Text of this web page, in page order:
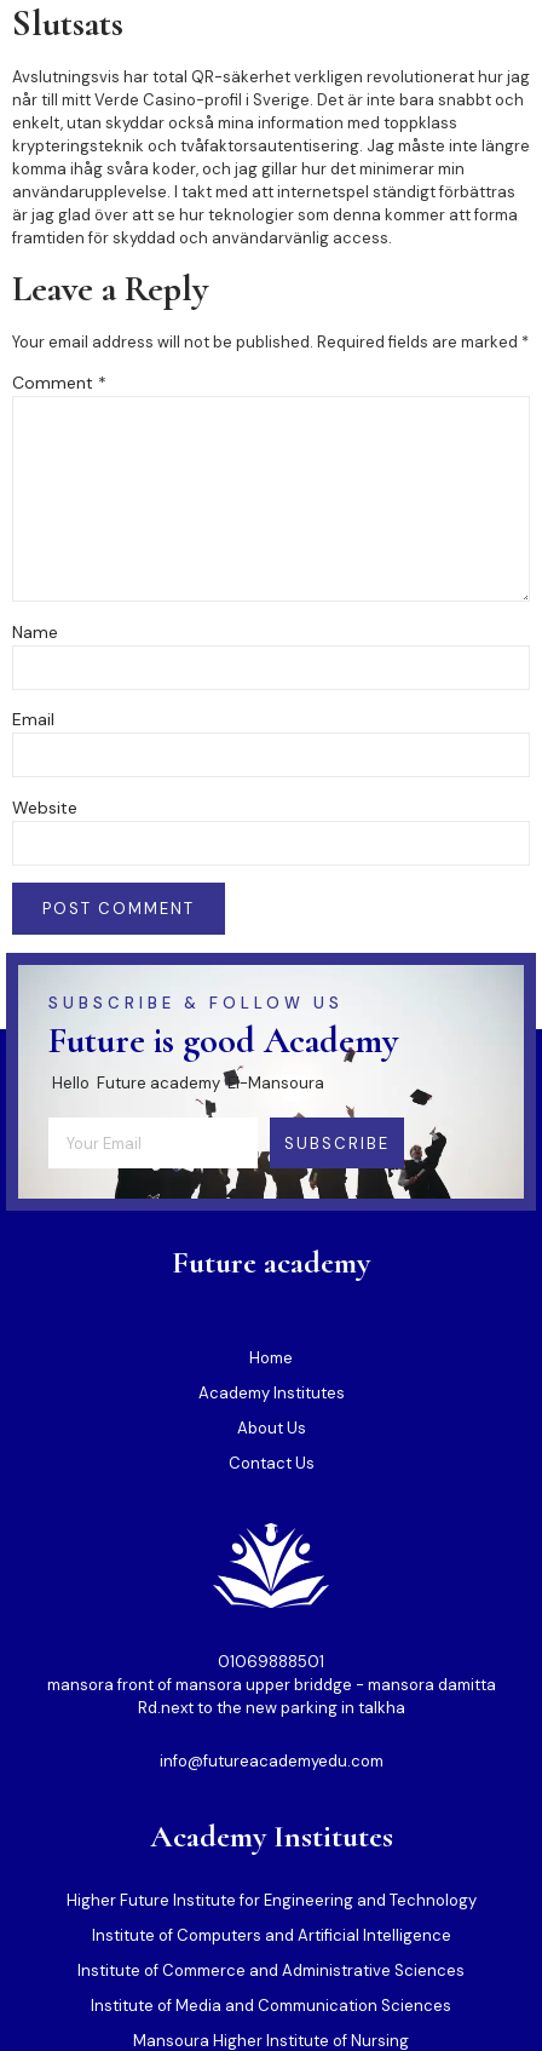
Slutsats
Avslutningsvis har total QR-säkerhet verkligen revolutionerat hur jag
når till mitt Verde Casino-profil i Sverige. Det är inte bara snabbt och
enkelt, utan skyddar också mina information med toppklass
krypteringsteknik och tvåfaktorsautentisering. Jag måste inte längre
komma ihåg svåra koder, och jag gillar hur det minimerar min
användarupplevelse. I takt med att internetspel ständigt förbättras
är jag glad över att se hur teknologier som denna kommer att forma
framtiden för skyddad och användarvänlig access.
Leave a Reply
Your email address will not be published. Required fields are marked *
Comment *
Name
Email
Website
SUBSCRIBE & FOLLOW US
Future is good Academy
Hello Future academy El-Mansoura
SUBSCRIBE
Future academy
Home
Academy Institutes
About Us
Contact Us
01069888501⁩
mansora front of mansora upper briddge - mansora damitta
Rd.next to the new parking in talkha
info@futureacademyedu.com
Academy Institutes
Higher Future Institute for Engineering and Technology
Institute of Computers and Artificial Intelligence
Institute of Commerce and Administrative Sciences
Institute of Media and Communication Sciences
Mansoura Higher Institute of Nursing